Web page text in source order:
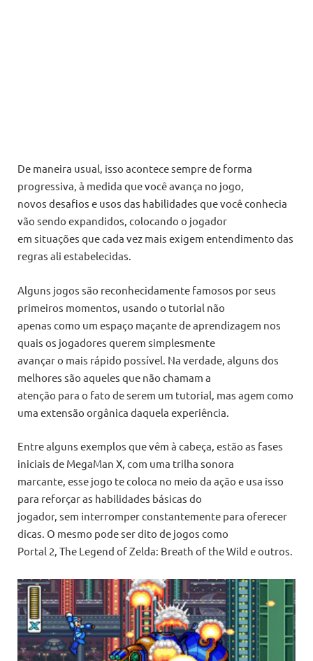
De maneira usual, isso acontece sempre de forma
progressiva, à medida que você avança no jogo,
novos desafios e usos das habilidades que você conhecia
vão sendo expandidos, colocando o jogador
em situações que cada vez mais exigem entendimento das
regras ali estabelecidas.
Alguns jogos são reconhecidamente famosos por seus
primeiros momentos, usando o tutorial não
apenas como um espaço maçante de aprendizagem nos
quais os jogadores querem simplesmente
avançar o mais rápido possível. Na verdade, alguns dos
melhores são aqueles que não chamam a
atenção para o fato de serem um tutorial, mas agem como
uma extensão orgânica daquela experiência.
Entre alguns exemplos que vêm à cabeça, estão as fases
iniciais de MegaMan X, com uma trilha sonora
marcante, esse jogo te coloca no meio da ação e usa isso
para reforçar as habilidades básicas do
jogador, sem interromper constantemente para oferecer
dicas. O mesmo pode ser dito de jogos como
Portal 2, The Legend of Zelda: Breath of the Wild e outros.